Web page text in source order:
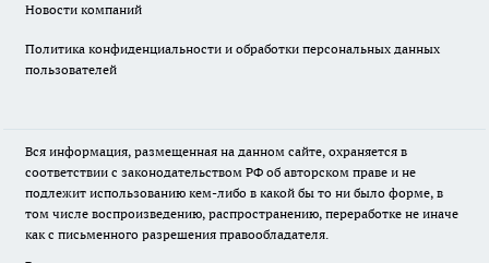
Новости компаний
Политика конфиденциальности и обработки персональных данных
пользователей
Вся информация, размещенная на данном сайте, охраняется в
соответствии с законодательством РФ об авторском праве и не
подлежит использованию кем-либо в какой бы то ни было форме, в
том числе воспроизведению, распространению, переработке не иначе
как с письменного разрешения правообладателя.